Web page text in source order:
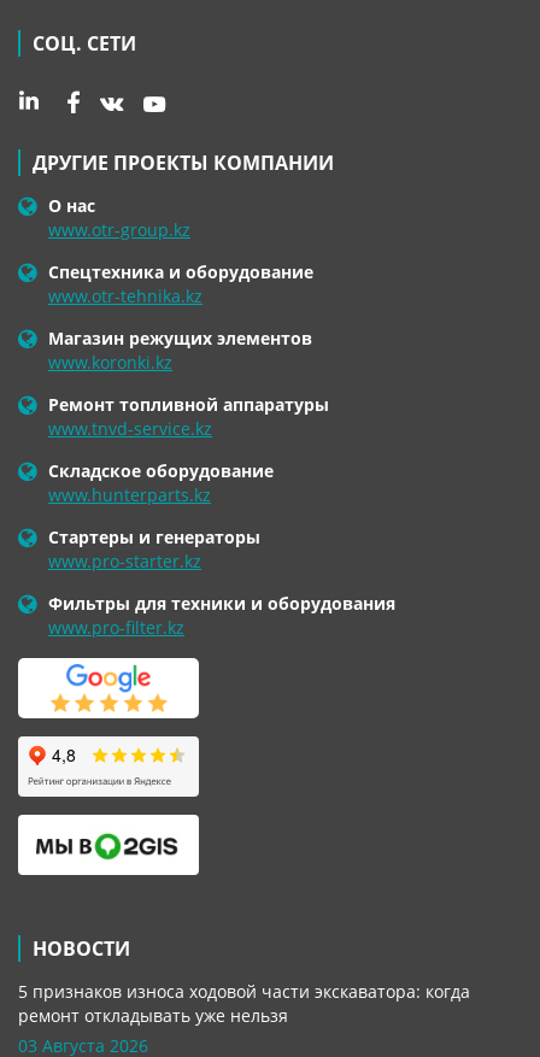
СОЦ. СЕТИ
ДРУГИЕ ПРОЕКТЫ КОМПАНИИ
О нас
www.otr-group.kz
Спецтехника и оборудование
www.otr-tehnika.kz
Магазин режущих элементов
www.koronki.kz
Ремонт топливной аппаратуры
www.tnvd-service.kz
Складское оборудование
www.hunterparts.kz
Стартеры и генераторы
www.pro-starter.kz
Фильтры для техники и оборудования
www.pro-filter.kz
НОВОСТИ
5 признаков износа ходовой части экскаватора: когда
ремонт откладывать уже нельзя
03 Августа 2026